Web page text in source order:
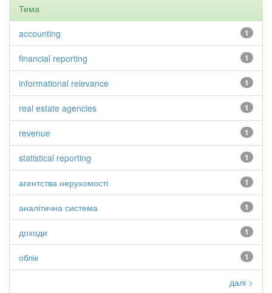
Тема
1
accounting
1
financial reporting
1
informational relevance
1
real estate agencies
1
revenue
1
statistical reporting
1
агентства нерухомості
1
аналітична система
1
доходи
1
облік
далі >